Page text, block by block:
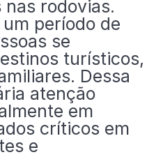
rodovias.
período de
se
turísticos,
Dessa
atenção
em
críticos em
e